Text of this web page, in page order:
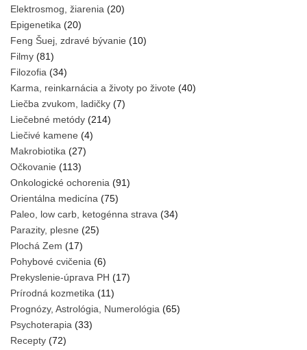
Elektrosmog, žiarenia (20)
Epigenetika (20)
Feng Šuej, zdravé bývanie (10)
Filmy (81)
Filozofia (34)
Karma, reinkarnácia a životy po živote (40)
Liečba zvukom, ladičky (7)
Liečebné metódy (214)
Liečivé kamene (4)
Makrobiotika (27)
Očkovanie (113)
Onkologické ochorenia (91)
Orientálna medicína (75)
Paleo, low carb, ketogénna strava (34)
Parazity, plesne (25)
Plochá Zem (17)
Pohybové cvičenia (6)
Prekyslenie-úprava PH (17)
Prírodná kozmetika (11)
Prognózy, Astrológia, Numerológia (65)
Psychoterapia (33)
Recepty (72)